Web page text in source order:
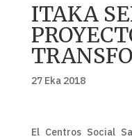
ITAKA
27 Eka 2018
El Centros Social